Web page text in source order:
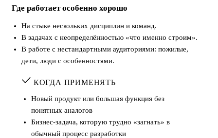
Где работает особенно хорошо
На стыке нескольких дисциплин и команд.
В задачах с неопределённостью «что именно строим».
В работе с нестандартными аудиториями: пожилые,
дети, люди с особенностями.
КОГДА ПРИМЕНЯТЬ
Новый продукт или большая функция без
понятных аналогов
Бизнес-задача, которую трудно «загнать» в
обычный процесс разработки